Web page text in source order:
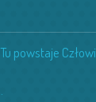
powstaje